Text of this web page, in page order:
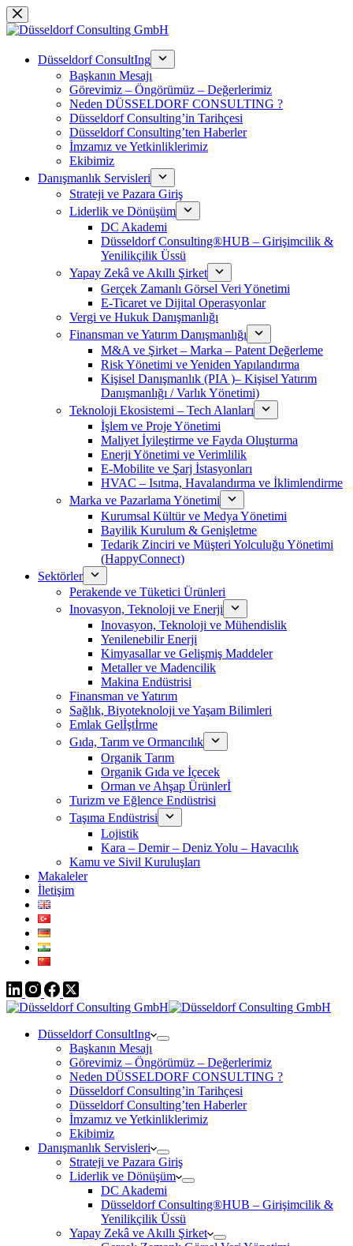
Saltar
al
Düsseldorf ConsultIng
Başkanın Mesajı
Görevimiz – Öngörümüz – Değerlerimiz
Neden DÜSSELDORF CONSULTING ?
Düsseldorf Consulting’in Tarihçesi
Düsseldorf Consulting’ten Haberler
İmzamız ve Yetkinliklerimiz
Ekibimiz
Danışmanlık Servisleri
Strateji ve Pazara Giriş
Liderlik ve Dönüşüm
DC Akademi
Düsseldorf Consulting®HUB – Girişimcilik &
Yenilikçilik Üssü
Yapay Zekâ ve Akıllı Şirket
Gerçek Zamanlı Görsel Veri Yönetimi
E-Ticaret ve Dijital Operasyonlar
Vergi ve Hukuk Danışmanlığı
Finansman ve Yatırım Danışmanlığı
M&A ve Şirket – Marka – Patent Değerleme
Risk Yönetimi ve Yeniden Yapılandırma
Kişisel Danışmanlık (PIA )– Kişisel Yatırım
Danışmanlığı / Varlık Yönetimi)
Teknoloji Ekosistemi – Tech Alanları
İşlem ve Proje Yönetimi
Maliyet İyileştirme ve Fayda Oluşturma
Enerji Yönetimi ve Verimlilik
E-Mobilite ve Şarj İstasyonları
HVAC – Isıtma, Havalandırma ve İklimlendirme
Marka ve Pazarlama Yönetimi
Kurumsal Kültür ve Medya Yönetimi
Bayilik Kurulum & Genişletme
Tedarik Zinciri ve Müşteri Yolculuğu Yönetimi
(HappyConnect)
Sektörler
Perakende ve Tüketici Ürünleri
Inovasyon, Teknoloji ve Enerji
Inovasyon, Teknoloji ve Mühendislik
Yenilenebilir Enerji
Kimyasallar ve Gelişmiş Maddeler
Metaller ve Madencilik
Makina Endüstrisi
Finansman ve Yatırım
Sağlık, Biyoteknoloji ve Yaşam Bilimleri
Emlak Gelİştİrme
Gıda, Tarım ve Ormancılık
Organik Tarım
Organik Gıda ve İçecek
Orman ve Ahşap Ürünlerİ
Turizm ve Eğlence Endüstrisi
Taşıma Endüstrisi
Lojistik
Kara – Demir – Deniz Yolu – Havacılık
Kamu ve Sivil Kuruluşları
Makaleler
İletişim
Düsseldorf ConsultIng
Başkanın Mesajı
Görevimiz – Öngörümüz – Değerlerimiz
Neden DÜSSELDORF CONSULTING ?
Düsseldorf Consulting’in Tarihçesi
Düsseldorf Consulting’ten Haberler
İmzamız ve Yetkinliklerimiz
Ekibimiz
Danışmanlık Servisleri
Strateji ve Pazara Giriş
Liderlik ve Dönüşüm
DC Akademi
Düsseldorf Consulting®HUB – Girişimcilik &
Yenilikçilik Üssü
Yapay Zekâ ve Akıllı Şirket